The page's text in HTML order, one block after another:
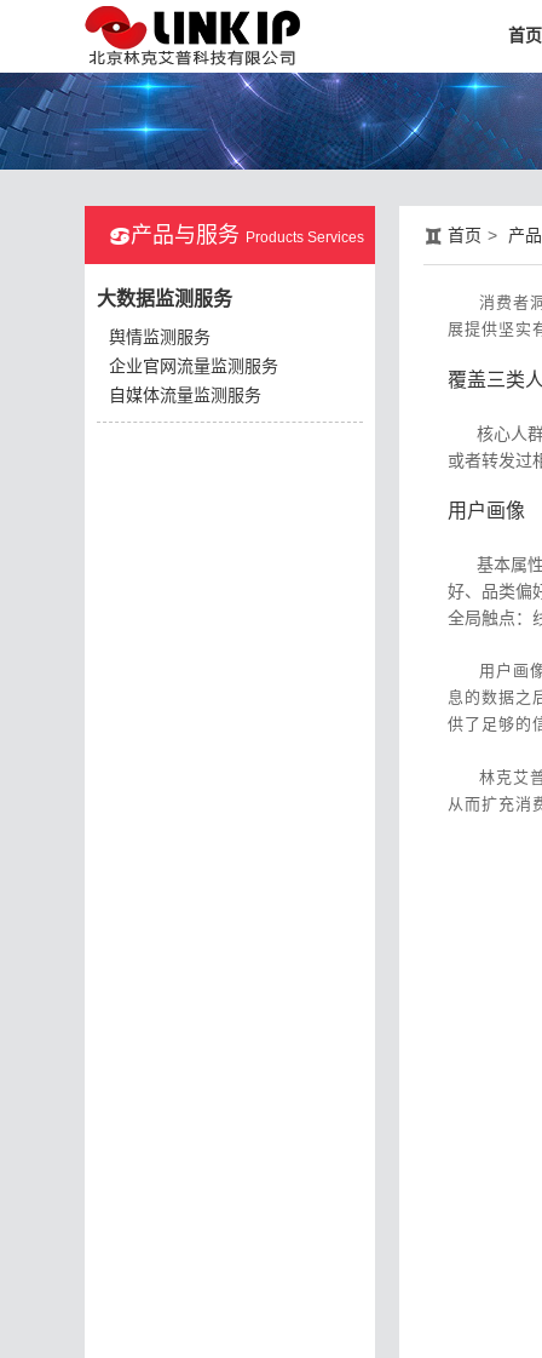
首页
产品与服务 Products Services
大数据监测服务
舆情监测服务
企业官网流量监测服务
自媒体流量监测服务
 首页 > 产
消费者
展提供坚实
覆盖三类
核心人群
或者转发过
用户画像
基本属性
好、品类偏
全局触点：
用户画
息的数据之
供了足够的
林克艾
从而扩充消